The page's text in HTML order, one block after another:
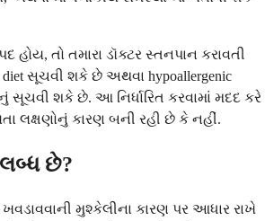
હોય, તો તમારા ડૉક્ટર સ્તનપાન કરાવતી
diet સૂચવી શકે છે અથવા hypoallergenic
સૂચવી શકે છે. આ નિર્ધારિત કરવામાં મદદ કરે
લક્ષણોનું કારણ બની રહી છે કે નહીં.
છે?
ખવડાવવાની મુશ્કેલીના કારણ પર આધાર રાખે